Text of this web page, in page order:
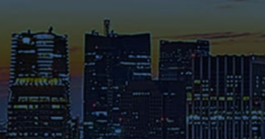
さらには教員のメッセージ等を
ご覧ください。
ゼミ指導Pickup
深い議論と発表の繰り返しが専